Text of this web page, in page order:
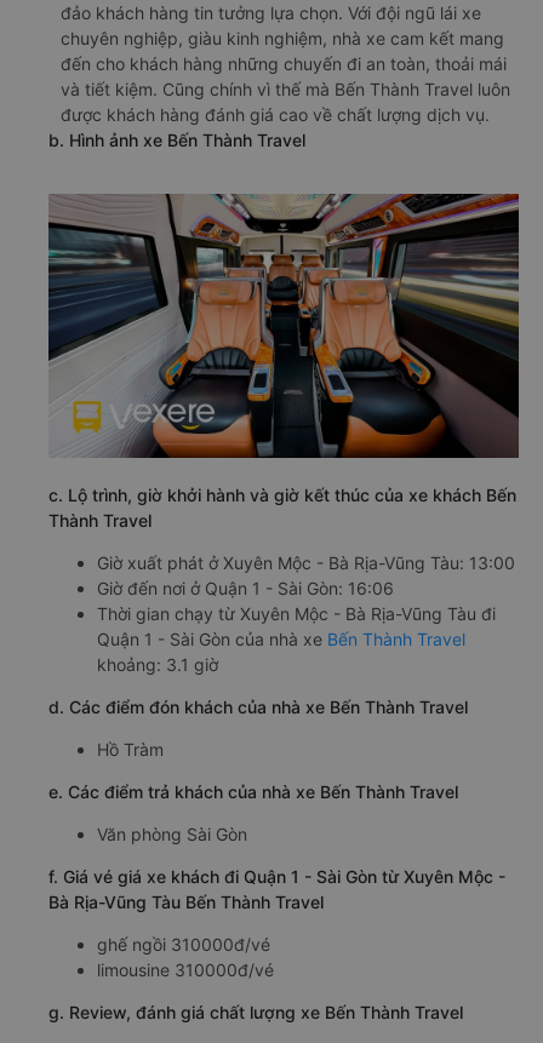
đảo khách hàng tin tưởng lựa chọn. Với đội ngũ lái xe
chuyên nghiệp, giàu kinh nghiệm, nhà xe cam kết mang
đến cho khách hàng những chuyến đi an toàn, thoải mái
và tiết kiệm. Cũng chính vì thế mà Bến Thành Travel luôn
được khách hàng đánh giá cao về chất lượng dịch vụ.
b. Hình ảnh xe Bến Thành Travel
c. Lộ trình, giờ khởi hành và giờ kết thúc của xe khách Bến
Thành Travel
Giờ xuất phát ở Xuyên Mộc - Bà Rịa-Vũng Tàu: 13:00
Giờ đến nơi ở Quận 1 - Sài Gòn: 16:06
Thời gian chạy từ Xuyên Mộc - Bà Rịa-Vũng Tàu đi
Quận 1 - Sài Gòn của nhà xe Bến Thành Travel
khoảng: 3.1 giờ
d. Các điểm đón khách của nhà xe Bến Thành Travel
Hồ Tràm
e. Các điểm trả khách của nhà xe Bến Thành Travel
Văn phòng Sài Gòn
f. Giá vé giá xe khách đi Quận 1 - Sài Gòn từ Xuyên Mộc -
Bà Rịa-Vũng Tàu Bến Thành Travel
ghế ngồi 310000đ/vé
limousine 310000đ/vé
g. Review, đánh giá chất lượng xe Bến Thành Travel